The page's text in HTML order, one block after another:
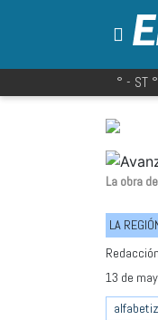
° - ST
La obra
LA
13 de